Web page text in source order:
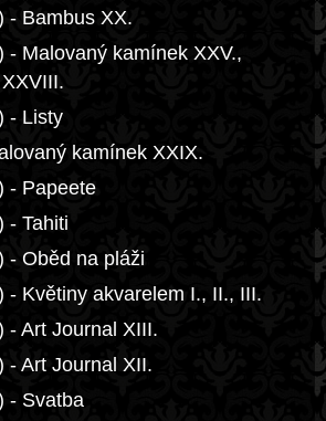
- Bambus XX.
- Malovaný kamínek XXV.,
- Listy
kamínek XXIX.
- Papeete
- Tahiti
- Oběd na pláži
- Květiny akvarelem I., II., III.
- Art Journal XIII.
- Art Journal XII.
- Svatba